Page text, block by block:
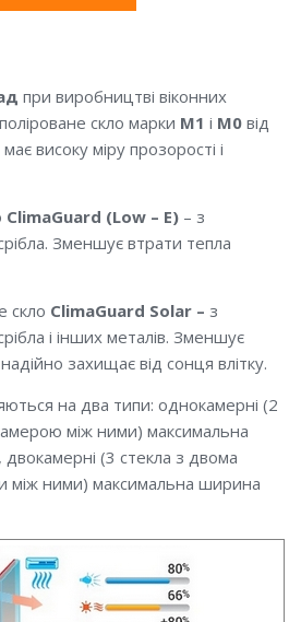
при виробництві віконних
скло марки М1 і М0від
високу міру прозорості і
ClimaGuard (Low – E)– з
Зменшує втрати тепла
скло ClimaGuard Solar – з
і інших металів. Зменшує
захищає від сонця влітку.
на два типи: однокамерні (2
між ними) максимальна
(3 стекла з двома
між ними) максимальна ширина